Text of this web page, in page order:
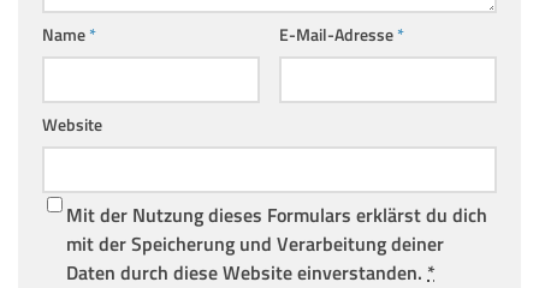
Name* E-Mail-Adresse*
Website
Mit der Nutzung dieses Formulars erklärst du dich
mit der Speicherung und Verarbeitung deiner
Daten durch diese Website einverstanden. *